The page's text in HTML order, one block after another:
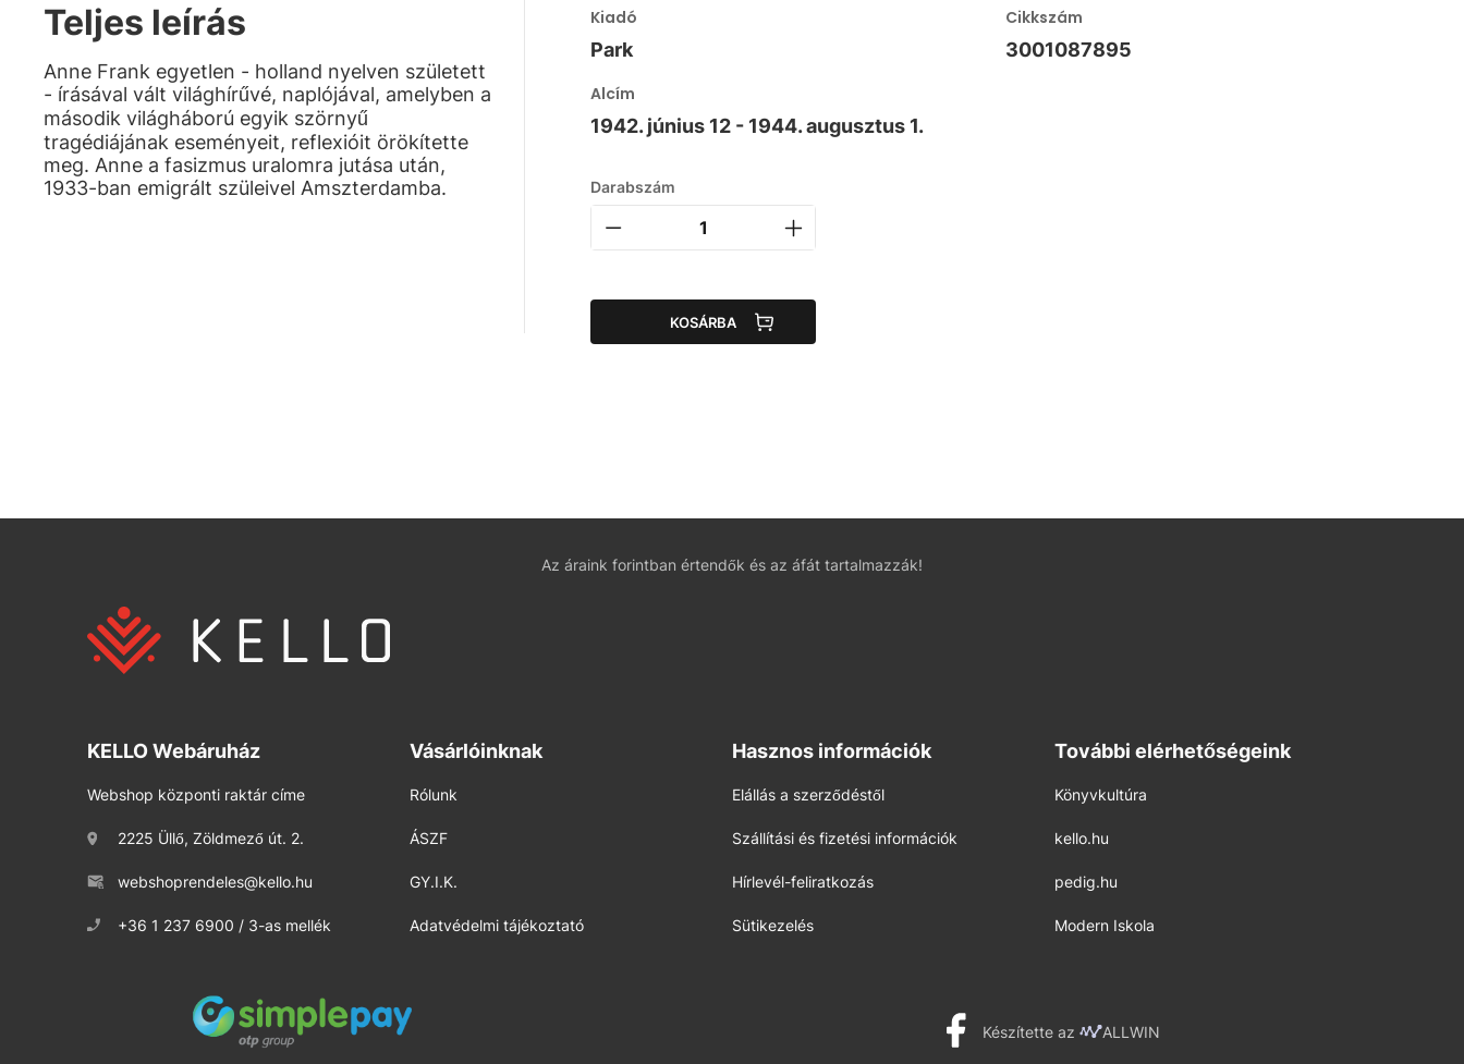
Teljes leírás
Anne Frank egyetlen - holland nyelven született
- írásával vált világhírűvé, naplójával, amelyben a
második világháború egyik szörnyű
tragédiájának eseményeit, reflexióit örökítette
meg. Anne a fasizmus uralomra jutása után,
1933-ban emigrált szüleivel Amszterdamba.
Kiadó
Park
Cikkszám
3001087895
Alcím
1942. június 12 - 1944. augusztus 1.
Darabszám
KOSÁRBA
Az áraink forintban értendők és az áfát tartalmazzák!
KELLO Webáruház
Webshop központi raktár címe
2225 Üllő, Zöldmező út. 2.
webshoprendeles@kello.hu
+36 1 237 6900 / 3-as mellék
Vásárlóinknak
Rólunk
ÁSZF
GY.I.K.
Adatvédelmi tájékoztató
Hasznos információk
Elállás a szerződéstől
Szállítási és fizetési információk
Hírlevél-feliratkozás
Sütikezelés
További elérhetőségeink
Könyvkultúra
kello.hu
pedig.hu
Modern Iskola
Készítette az ALLWIN